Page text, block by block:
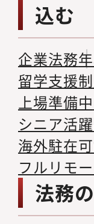
込む
企業法務
留学支援
上場準備中
シニア活躍
海外駐在
フルリモ
法務